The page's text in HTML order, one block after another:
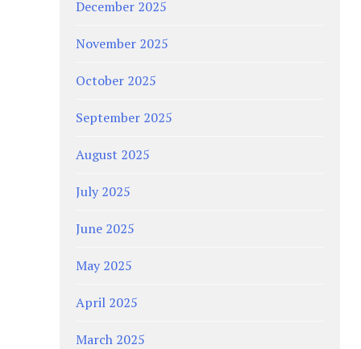
December 2025
November 2025
October 2025
September 2025
August 2025
July 2025
June 2025
May 2025
April 2025
March 2025